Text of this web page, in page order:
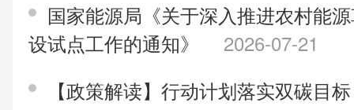
国家能源局《关于深入推进农村能
设试点工作的通知》
2026-07-21
【政策解读】行动计划落实双碳目